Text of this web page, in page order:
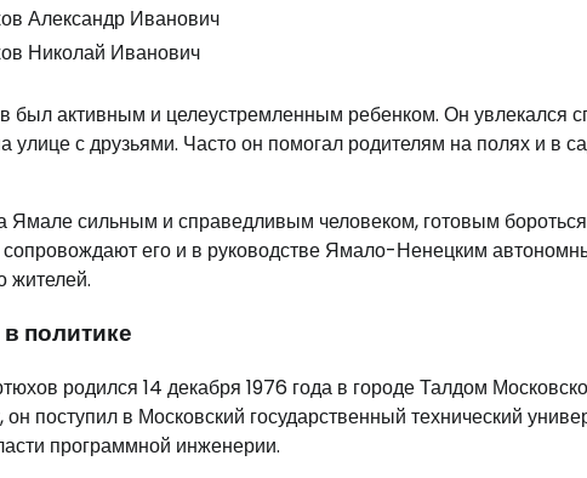
Александр Иванович
Николай Иванович
был активным и целеустремленным ребенком. Он увлекался
улице с друзьями. Часто он помогал родителям на полях и в
сильным и справедливым человеком, готовым
его и в руководстве Ямало-Ненецким
жителей.
политике
родился 14 декабря 1976 года в городе Талдом
поступил в Московский государственный технический
программной инженерии.